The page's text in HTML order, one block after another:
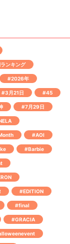
ンキング
#2026年
#3月21日 #45
#7月29日
#AOI
#Barbie
#EDITION
#final
#GRACIA